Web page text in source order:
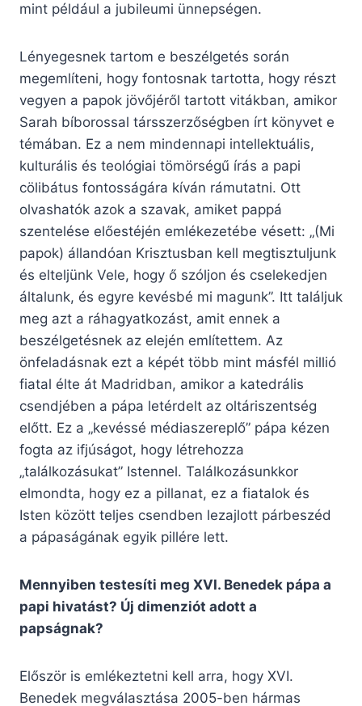
mint például a jubileumi ünnepségen.
Lényegesnek tartom e beszélgetés során
megemlíteni, hogy fontosnak tartotta, hogy részt
vegyen a papok jövőjéről tartott vitákban, amikor
Sarah bíborossal társszerzőségben írt könyvet e
témában. Ez a nem mindennapi intellektuális,
kulturális és teológiai tömörségű írás a papi
cölibátus fontosságára kíván rámutatni. Ott
olvashatók azok a szavak, amiket pappá
szentelése előestéjén emlékezetébe vésett: „(Mi
papok) állandóan Krisztusban kell megtisztuljunk
és elteljünk Vele, hogy ő szóljon és cselekedjen
általunk, és egyre kevésbé mi magunk”. Itt találjuk
meg azt a ráhagyatkozást, amit ennek a
beszélgetésnek az elején említettem. Az
önfeladásnak ezt a képét több mint másfél millió
fiatal élte át Madridban, amikor a katedrális
csendjében a pápa letérdelt az oltáriszentség
előtt. Ez a „kevéssé médiaszereplő” pápa kézen
fogta az ifjúságot, hogy létrehozza
„találkozásukat” Istennel. Találkozásunkkor
elmondta, hogy ez a pillanat, ez a fiatalok és
Isten között teljes csendben lezajlott párbeszéd
a pápaságának egyik pillére lett.
Mennyiben testesíti meg XVI. Benedek pápa a
papi hivatást? Új dimenziót adott a
papságnak?
Először is emlékeztetni kell arra, hogy XVI.
Benedek megválasztása 2005-ben hármas